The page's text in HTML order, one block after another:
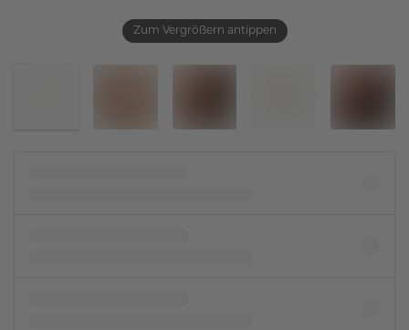
Zum Vergrößern antippen